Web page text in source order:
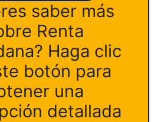
saber más
Renta
Haga clic
botón para
una
detallada